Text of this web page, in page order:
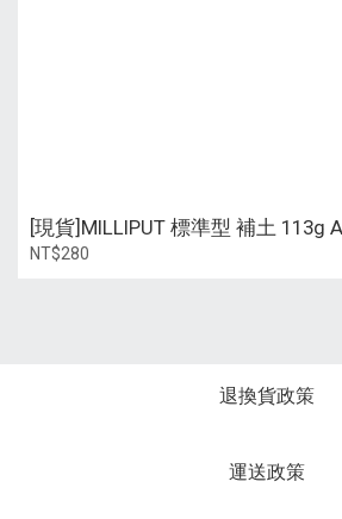
[現貨]MILLIPUT 標準型 補土 113g
NT$280
退換貨政策
運送政策